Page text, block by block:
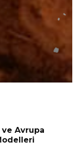
ve Avrupa